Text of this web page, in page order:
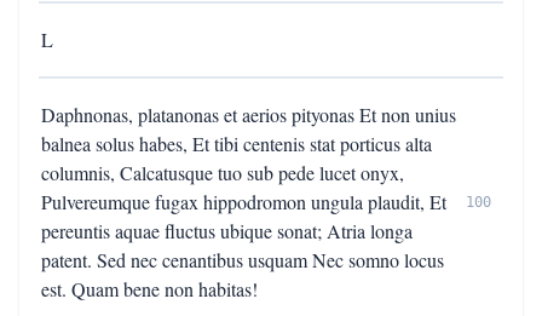
L
Daphnonas, platanonas et aerios pityonas Et non unius
balnea solus habes, Et tibi centenis stat porticus alta
columnis, Calcatusque tuo sub pede lucet onyx,
Pulvereumque fugax hippodromon ungula plaudit, Et
pereuntis aquae fluctus ubique sonat; Atria longa
patent. Sed nec cenantibus usquam Nec somno locus
est. Quam bene non habitas!
100